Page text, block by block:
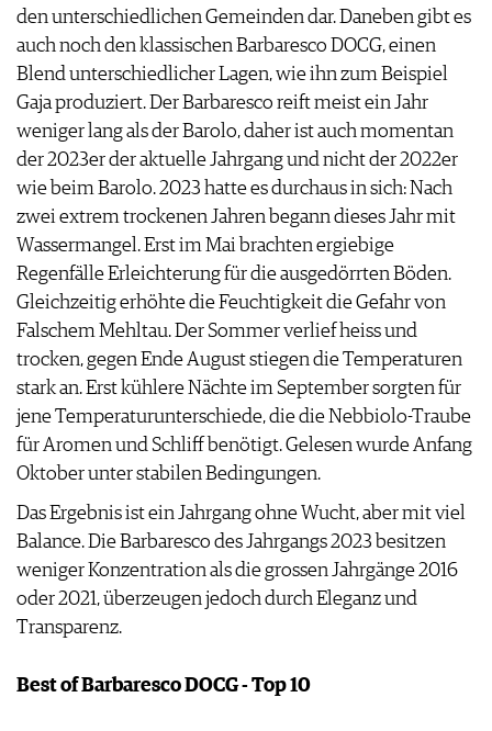
den unterschiedlichen Gemeinden dar. Daneben gibt es
auch noch den klassischen Barbaresco DOCG, einen
Blend unterschiedlicher Lagen, wie ihn zum Beispiel
Gaja produziert. Der Barbaresco reift meist ein Jahr
weniger lang als der Barolo, daher ist auch momentan
der 2023er der aktuelle Jahrgang und nicht der 2022er
wie beim Barolo. 2023 hatte es durchaus in sich: Nach
zwei extrem trockenen Jahren begann dieses Jahr mit
Wassermangel. Erst im Mai brachten ergiebige
Regenfälle Erleichterung für die ausgedörrten Böden.
Gleichzeitig erhöhte die Feuchtigkeit die Gefahr von
Falschem Mehltau. Der Sommer verlief heiss und
trocken, gegen Ende August stiegen die Temperaturen
stark an. Erst kühlere Nächte im September sorgten für
jene Temperaturunterschiede, die die Nebbiolo-Traube
für Aromen und Schliff benötigt. Gelesen wurde Anfang
Oktober unter stabilen Bedingungen.
Das Ergebnis ist ein Jahrgang ohne Wucht, aber mit viel
Balance. Die Barbaresco des Jahrgangs 2023 besitzen
weniger Konzentration als die grossen Jahrgänge 2016
oder 2021, überzeugen jedoch durch Eleganz und
Transparenz.
Best of Barbaresco DOCG - Top 10